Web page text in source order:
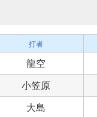
打者
龍空
小笠原
大島